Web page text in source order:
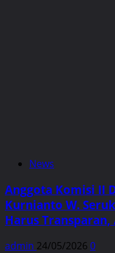
News
Anggota Komisi II
Kurnianto W.
Harus
admin 24/05/2026 0